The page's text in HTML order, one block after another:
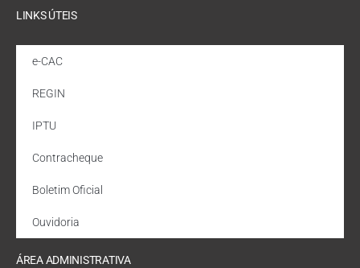
LINKS ÚTEIS
e-CAC
REGIN
IPTU
Contracheque
Boletim Oficial
Ouvidoria
ÁREA ADMINISTRATIVA